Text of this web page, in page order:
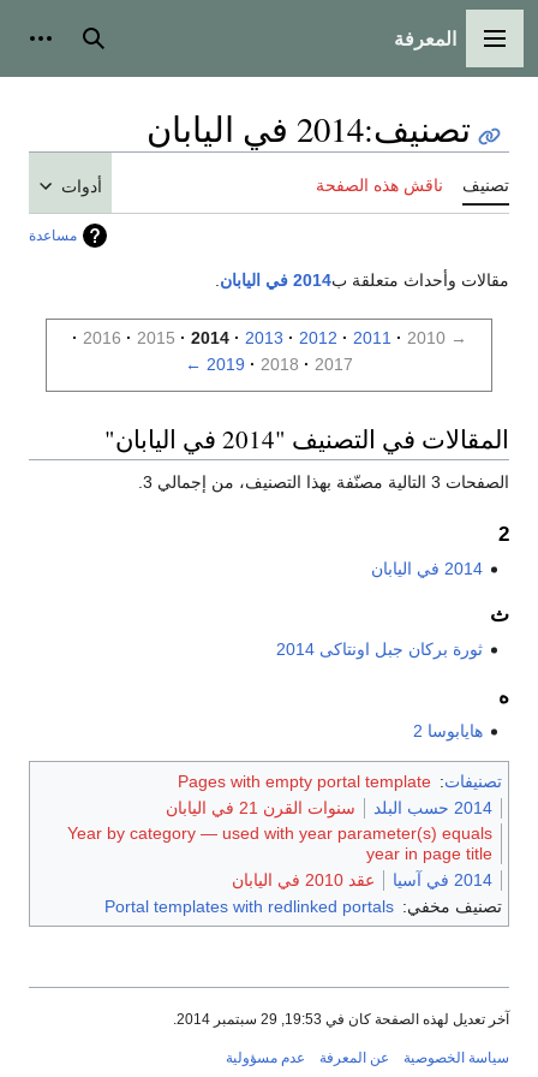
القائمة الرئيسية
المعرفة بحث
تصنيف:2014 في اليابان
تصنيف ناقش هذه الصفحة أدوات
مساعدة
مقالات وأحداث متعلقة ب2014 في اليابان
→
2010
2011
2012
2013
2014
2015
2016
2017
2018
2019
←
المقالات في التصنيف "2014 في اليابان"
الصفحات 3 التالية مصنّفة بهذا التصنيف، من إجمالي 3.
2
2014 في اليابان
ث
ثورة بركان جبل اونتاكى 2014
ه
هايابوسا 2
تصنيفات:
Pages with empty portal template
2014 حسب البلد
سنوات القرن 21 في اليابان
Year by category — used with year parameter(s) equals
year in page title
2014 في آسيا
عقد 2010 في اليابان
تصنيف مخفي: Portal templates with redlinked portals
آخر تعديل لهذه الصفحة كان في 19:53, 29 سبتمبر 2014.
سياسة الخصوصية عن المعرفة عدم مسؤولية